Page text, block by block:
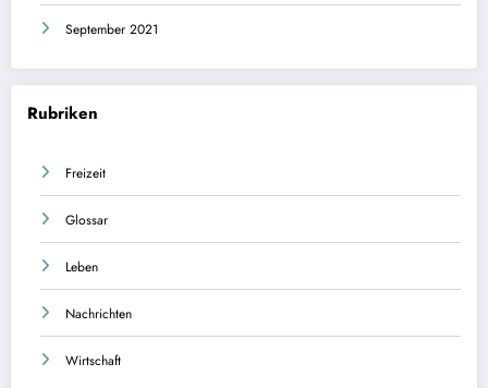
September 2021
Rubriken
Freizeit
Glossar
Leben
Nachrichten
Wirtschaft